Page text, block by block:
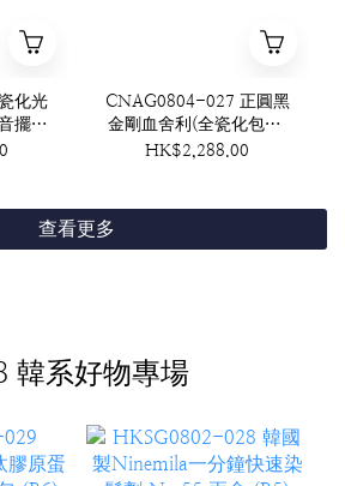
化光
擺件
框
CNAG0804-027 正圓黑
金剛血舍利(全瓷化包殼)
約5-6mm 送證書 (送血
HK$2,288.00
查看更多
韓系好物專場